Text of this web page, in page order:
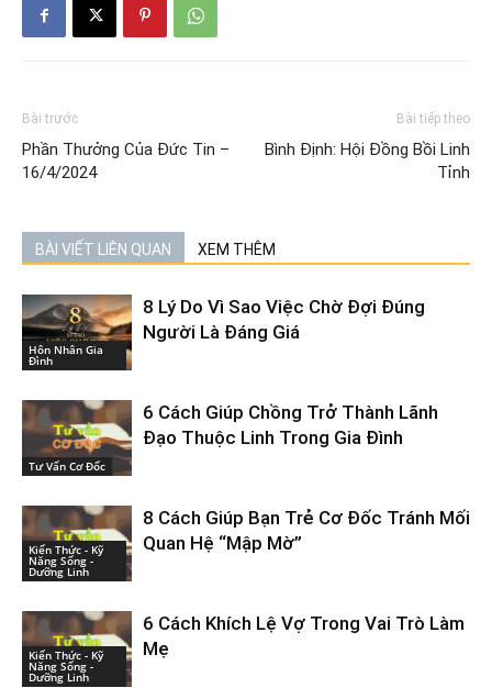
Bài trước
Phần Thưởng Của Đức Tin –
16/4/2024
Bài tiếp theo
Bình Định: Hội Đồng Bồi Linh
Tỉnh
BÀI VIẾT LIÊN QUAN XEM THÊM
Hôn Nhân Gia
Đình
8 Lý Do Vì Sao Việc Chờ Đợi Đúng
Người Là Đáng Giá
Tư Vấn Cơ Đốc
6 Cách Giúp Chồng Trở Thành Lãnh
Đạo Thuộc Linh Trong Gia Đình
Kiến Thức - Kỹ
Năng Sống -
Dưỡng Linh
8 Cách Giúp Bạn Trẻ Cơ Đốc Tránh Mối
Quan Hệ “Mập Mờ”
Kiến Thức - Kỹ
Năng Sống -
Dưỡng Linh
6 Cách Khích Lệ Vợ Trong Vai Trò Làm
Mẹ